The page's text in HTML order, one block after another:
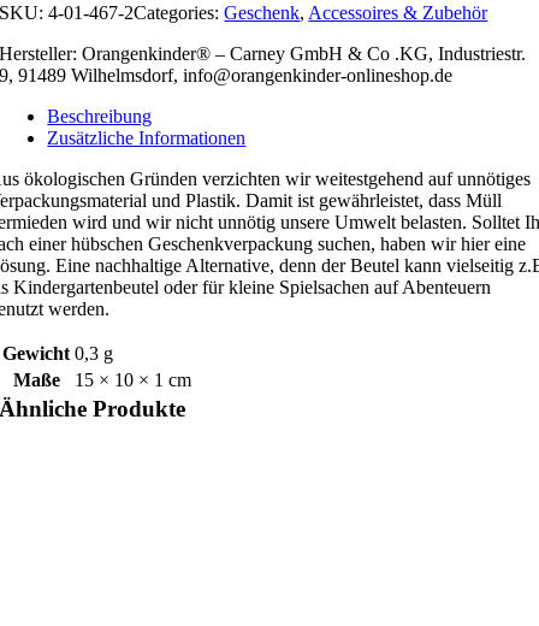
SKU:4-01-467-2Categories:Geschenk, Accessoires & Zubehör
Hersteller: Orangenkinder® – Carney GmbH & Co .KG, Industriestr.
9, 91489 Wilhelmsdorf, info@orangenkinder-onlineshop.de
Beschreibung
Zusätzliche Informationen
ökologischen Gründen verzichten wir weitestgehend auf unnötiges
und Plastik. Damit ist gewährleistet, dass Müll
wird und wir nicht unnötig unsere Umwelt belasten. Solltet
einer hübschen Geschenkverpackung suchen, haben wir hier eine
Eine nachhaltige Alternative, denn der Beutel kann vielseitig
Kindergartenbeutel oder für kleine Spielsachen auf Abenteuern
werden.
Gewicht 0,3 g
Maße
15 × 10 × 1 cm
Ähnliche Produkte